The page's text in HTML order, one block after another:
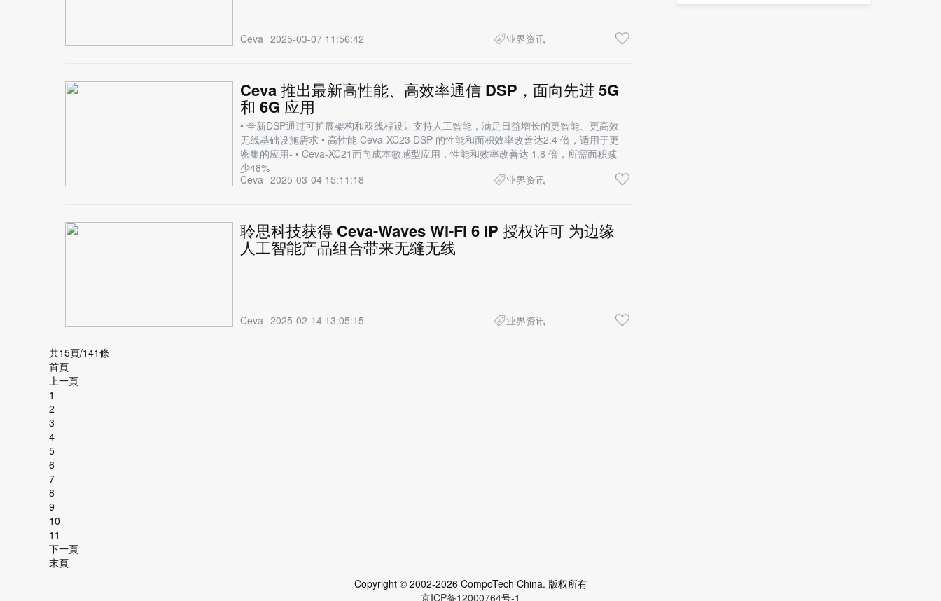
Ceva 2025-03-07 11:56:42 业界资讯
Ceva 推出最新高性能、高效率通信 DSP，面向先进 5G
和 6G 应用
• 全新DSP通过可扩展架构和双线程设计支持人工智能，满足日益增长的更智能、更高效
无线基础设施需求 • 高性能 Ceva-XC23 DSP 的性能和面积效率改善达2.4 倍，适用于更
密集的应用- • Ceva-XC21面向成本敏感型应用，性能和效率改善达 1.8 倍，所需面积减
少48%
Ceva 2025-03-04 15:11:18 业界资讯
聆思科技获得 Ceva-Waves Wi-Fi 6 IP 授权许可 为边缘
人工智能产品组合带来无缝无线
Ceva 2025-02-14 13:05:15 业界资讯
共15頁/141條
首頁
上一頁
1
2
3
4
5
6
7
8
9
10
11
下一頁
末頁
Copyright © 2002-2026 CompoTech China. 版权所有
京ICP备12000764号-1